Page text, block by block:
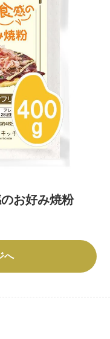
お好み焼粉
へ